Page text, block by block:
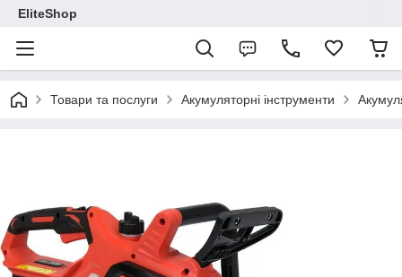
EliteShop
Товари та послуги Акумуляторні інструменти